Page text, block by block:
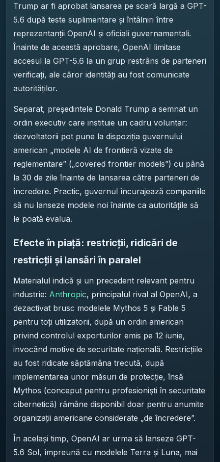
Trump ar fi aprobat lansarea pe scară largă a GPT-
5.6 după teste suplimentare și întâlniri între
reprezentanții OpenAI și oficiali guvernamentali.
Înainte de această aprobare, OpenAI limitase
accesul la GPT-5.6 la un grup restrâns de parteneri
verificați, ale căror identități au fost comunicate
autorităților.
Separat, președintele Donald Trump a semnat un
ordin executiv care instituie un cadru voluntar:
dezvoltatorii pot pune la dispoziția guvernului
american „modele AI de frontieră vizate de
reglementare” („covered frontier models”) cu până
la 30 de zile înainte de lansarea către parteneri de
încredere. Practic, guvernul încurajează companiile
să nu lanseze modele noi înainte ca autoritățile să
le poată evalua.
Efecte în piață: restricții, ridicări de
restricții și lansări în paralel
Materialul indică și un precedent relevant pentru
industrie: Anthropic, principalul rival al OpenAI, a
dezactivat brusc modelele Mythos 5 și Fable 5
pentru toți utilizatorii, după un ordin american
privind controlul exporturilor emis pe 12 iunie,
invocând motive de securitate națională. Restricțiile
au fost ridicate săptămâna trecută, după
implementarea unor măsuri de protecție, însă
Mythos (conceput pentru profesioniști în securitate
cibernetică) rămâne disponibil doar pentru anumite
organizații americane considerate „de încredere”.
În același timp, OpenAI ar urma să lanseze GPT-
5.6 Sol, împreună cu modelele Terra și Luna, mai